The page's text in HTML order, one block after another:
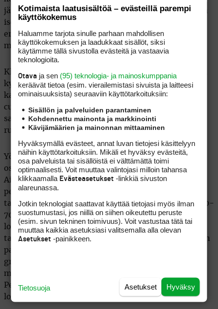
järven rannassa, ovat erinomaisia. Kylpylä on todella
iso (4200 neliömetriä), tarjolla on laaja valikoima
erilaisia hoitoja ja se on palkittu Wellness Afrodite –
maininnalla.
Klubilla ruoka ja juoma ovat kohtuuhintaisia, reilulla
kympillä saa itsensä ravittua ja nestehukan
karkoitettua. Klubin terassilla on pakko maistaa
currywurstia, joka huuhdellaan alas hyvällä
saksalaisella oluella. Myös aamiainen on
ruhtinaallinen ja sillä pärjää pitkälle päivään.
Yörientoja alueella ei juurikaan ole ja mikäli haluaa
ostoksille, siihen kannattaa varata aikaa Berliinissä.
Ainakin kesäkuussa varausaste oli alhainen, eli
pelaamaan pääsi halutessaan eikä mihinkään
tarvinnut jonottaa. Greenfee on kentästä riippuen 50-
70 euron välillä resortin asukkaille, mutta
lomasesongin ulkopuolella kannattaa kysyä
tarjouksia. Esimerkiksi kolmen yön ja kolmen kentän
paketti, johon sisältyvät aamiainen ja illallinen,
greenfeet sekä kylpylän ja kuntosalin käyttöoikeus,
maksaa lokakuun loppuun saakka 499 euroa.
Pelikausi on talvesta riippuen maalis-huhtikuusta
lokakuun loppuun.
Kotimaista laatusisältöä – evästeillä parempi
käyttökokemus
Haluamme tarjota sinulle parhaan mahdollisen
käyttökokemuksen ja laadukkaat sisällöt, siksi
käytämme tällä sivustolla evästeitä ja vastaavia
teknologioita.
Otava ja sen (95) teknologia- ja mainoskumppania
keräävät tietoa (esim. vierailemis­tasi sivuista ja laitteesi
ominaisuuk­sista) seuraaviin käyttötarkoituksiin:
Sisällön ja palveluiden parantaminen
Kohdennettu mainonta ja markkinointi
Kävijämäärien ja mainonnan mittaaminen
Hyväksymällä evästeet, annat luvan tietojesi käsittelyyn
näihin käyttötarkoituksiin. Mikäli et hyväksy evästeitä,
osa palveluista tai sisällöistä ei välttämättä toimi
optimaalisesti. Voit muuttaa valintojasi milloin tahansa
klikkaamalla Evästeasetukset -linkkiä sivuston
alareunassa.
Jotkin teknologiat saattavat käyttää tietojasi myös ilman
suostumustasi, jos niillä on siihen oikeutettu peruste
(esim. sivun tekninen toimivuus). Voit vastustaa tätä tai
muuttaa kaikkia asetuksiasi valitsemalla alla olevan
Asetukset -painikkeen.
Hyväksy
Asetukset
Tietosuoja